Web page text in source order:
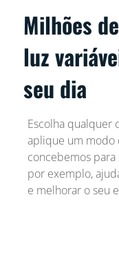
Milhões
luz
seu dia
Escolha qualquer
aplique um modo
concebemos para
por exemplo,
e melhorar o seu